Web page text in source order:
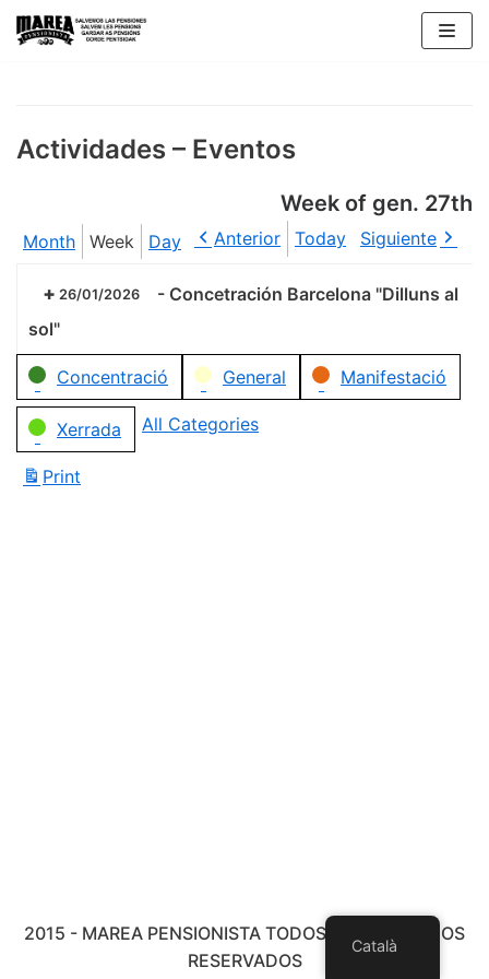
Skip
Actividades – Eventos
Week of gen. 27th
Month Week Day Anterior Today Siguiente
26/01/2026 - Concetración Barcelona "Dilluns al
sol"
Categories
Concentració General Manifestació
Xerrada All Categories
Print
2015 - MAREA PENSIONISTA TODOS LOS DERECHOS
RESERVADOS
Català